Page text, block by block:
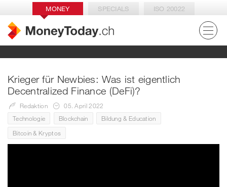
MONEY SPECIALS ISO 20022
Krieger für Newbies: Was ist eigentlich
Decentralized Finance (DeFi)?
Redaktion
05. April 2022
Technologie
Blockchain
Bildung & Education
Bitcoin & Kryptos